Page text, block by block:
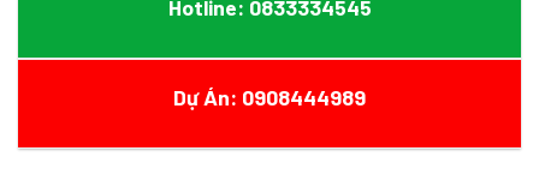
Hotline: 0833334545
Dự Án: 0908444989